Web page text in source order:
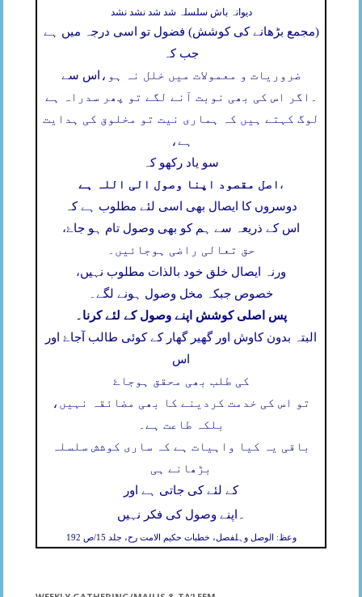
دیوانہ باش سلسلہ شد شد نشد نشد
(مجمع بڑھانے کی کوشش) فضول تو اسی درجہ میں ہے
جب کہ
اس سے ضروریات و معمولات میں خلل نہ ہو،
اگر اس کی بھی نوبت آنے لگے تو پھر سدراہ ہے
لوگ کہتے ہیں کہ ہماری نیت تو مخلوق کی ہدایت
ہے،
سو یاد رکھو کہ
اصل مقصود اپنا وصول الی اللہ ہے ،
دوسروں کا ایصال بھی اسی لئے مطلوب ہے کہ
اس کے ذریعہ سے ہم کو بھی وصول تام ہو جاۓ،
حق تعالی راضی ہوجائیں۔
ورنہ ایصال خلق خود بالذات مطلوب نہیں،
خصوص جبکہ مخل وصول ہونے لگے۔
پس اصلی کوشش اپنے وصول کے لئے کرنا۔
البتہ بدون کاوش اور گھیر گھار کے کوئی طالب آجاۓ اور
اس
کی طلب بھی محقق ہوجاۓ
تو اس کی خدمت کردینے کا بھی مضائقہ نہیں،
بلکہ طاعت ہے۔
باقی یہ کیا واہیات ہے کہ ساری کوشش سلسلہ
بڑھانے ہی
کے لئے کی جاتی ہے اور
اپنے وصول کی فکر نہیں ۔
وعظ: الوصل وہلفصل، خطبات حکیم الامت رح، جلد 15/ص 192